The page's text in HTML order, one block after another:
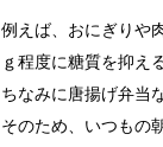
例えば、おにぎりや
ｇ程度に糖質を抑え
ちなみに唐揚げ弁当
そのため、いつもの